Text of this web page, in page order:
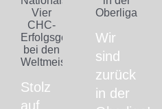
Stolz
auf
Wir
sind
zurück
in der